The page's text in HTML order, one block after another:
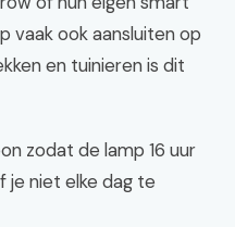
vaak ook aansluiten op
en tuinieren is dit
zodat de lamp 16 uur
je niet elke dag te